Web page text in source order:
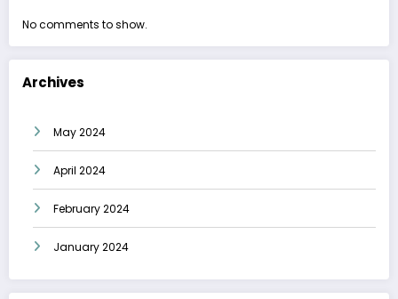
No comments to show.
Archives
May 2024
April 2024
February 2024
January 2024